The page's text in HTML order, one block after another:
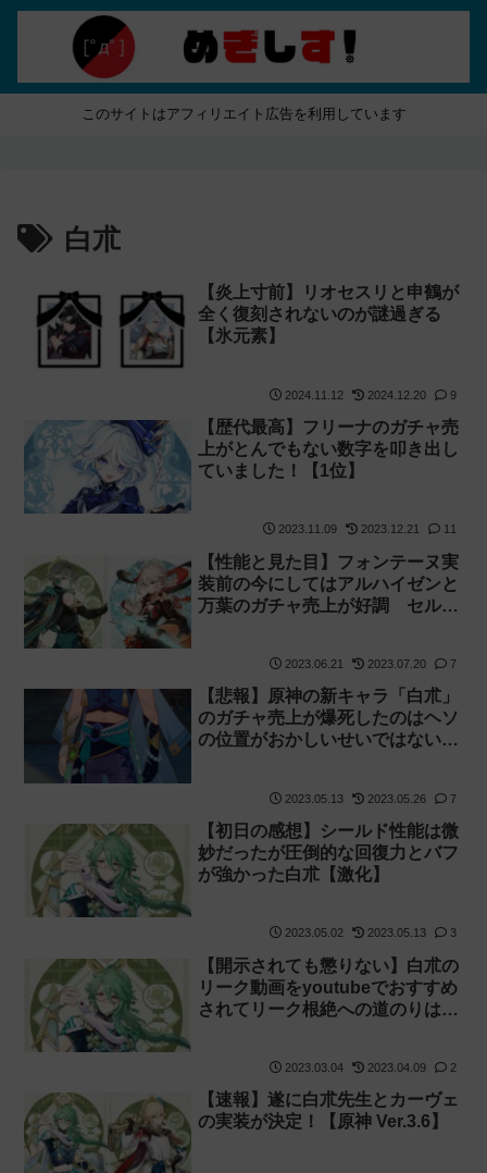
このサイトはアフィリエイト広告を利用しています
白朮
【炎上寸前】リオセスリと申鶴が
全く復刻されないのが謎過ぎる
【氷元素】
2024.11.12 2024.12.20 9
【歴代最高】フリーナのガチャ売
上がとんでもない数字を叩き出し
ていました！【1位】
2023.11.09 2023.12.21 11
【性能と見た目】フォンテーヌ実
装前の今にしてはアルハイゼンと
万葉のガチャ売上が好調 セルラ
2023.06.21 2023.07.20 7
【悲報】原神の新キャラ「白朮」
のガチャ売上が爆死したのはヘソ
の位置がおかしいせいではないか
2023.05.13 2023.05.26 7
【初日の感想】シールド性能は微
妙だったが圧倒的な回復力とバフ
が強かった白朮【激化】
2023.05.02 2023.05.13 3
【開示されても懲りない】白朮の
リーク動画をyoutubeでおすすめ
されてリーク根絶への道のりはま
2023.03.04 2023.04.09 2
【速報】遂に白朮先生とカーヴェ
の実装が決定！【原神 Ver.3.6】